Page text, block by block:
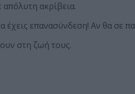
ακρίβεια.
έχεις επανασύνδεση! Αν θα σε
στη ζωή τους.